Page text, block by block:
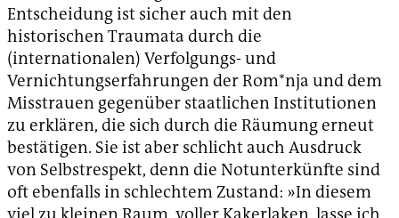
Entscheidung ist sicher auch mit den
historischen Traumata durch die
(internationalen) Verfolgungs- und
Vernichtungserfahrungen der Rom*nja und dem
Misstrauen gegenüber staatlichen Institutionen
zu erklären, die sich durch die Räumung erneut
bestätigen. Sie ist aber schlicht auch Ausdruck
von Selbstrespekt, denn die Notunterkünfte sind
oft ebenfalls in schlechtem Zustand: »In diesem